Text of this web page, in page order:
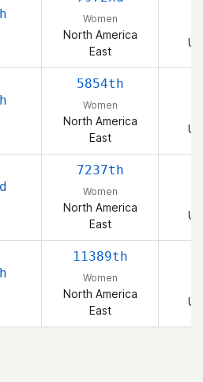
Women
North America
East
5854th
Women
North America
East
7237th
Women
North America
East
11389th
Women
North America
East